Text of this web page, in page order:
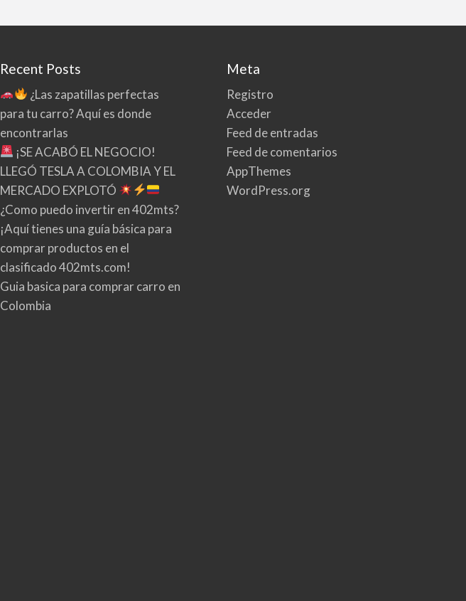
Recent Posts
¿Las zapatillas perfectas
para tu carro? Aquí es donde
encontrarlas
¡SE ACABÓ EL NEGOCIO!
LLEGÓ TESLA A COLOMBIA Y EL
MERCADO EXPLOTÓ
¿Como puedo invertir en 402mts?
¡Aquí tienes una guía básica para
comprar productos en el
clasificado 402mts.com!
Guia basica para comprar carro en
Colombia
Meta
Registro
Acceder
Feed de entradas
Feed de comentarios
AppThemes
WordPress.org